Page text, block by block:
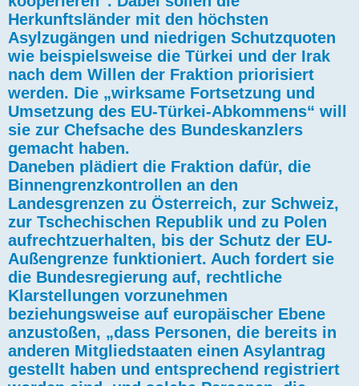
Herkunftsländer mit den höchsten
Asylzugängen und niedrigen Schutzquoten
wie beispielsweise die Türkei und der Irak
nach dem Willen der Fraktion priorisiert
werden. Die „wirksame Fortsetzung und
Umsetzung des EU-Türkei-Abkommens“ will
sie zur Chefsache des Bundeskanzlers
gemacht haben.
Daneben plädiert die Fraktion dafür, die
Binnengrenzkontrollen an den
Landesgrenzen zu Österreich, zur Schweiz,
zur Tschechischen Republik und zu Polen
aufrechtzuerhalten, bis der Schutz der EU-
Außengrenze funktioniert. Auch fordert sie
die Bundesregierung auf, rechtliche
Klarstellungen vorzunehmen
beziehungsweise auf europäischer Ebene
anzustoßen, „dass Personen, die bereits in
anderen Mitgliedstaaten einen Asylantrag
gestellt haben und entsprechend registriert